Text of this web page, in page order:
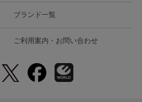
ブランド一覧
ご利用案内・お問い合わせ